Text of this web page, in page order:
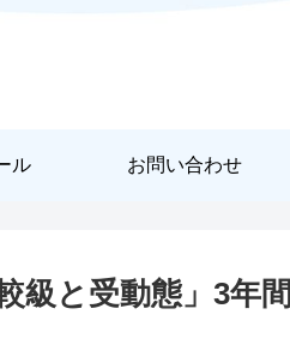
ル お問い合わせ
級と受動態」3年間